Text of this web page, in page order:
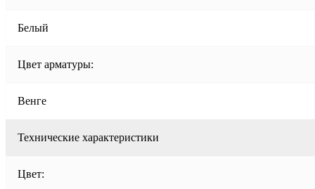
Белый
Цвет арматуры:
Венге
Технические характеристики
Цвет: